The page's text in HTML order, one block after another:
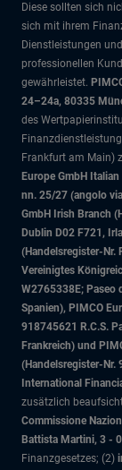
Diese sollten sich
sich mit ihrem
Dienstleistungen
professionellen
gewährleistet.
24–24a, 80335
des
Frankfurt am Main)
Europe GmbH
nn. 25/27 (angolo
GmbH Irish Branch
Dublin D02 F721,
(Handelsregister-Nr.
Vereinigtes
W2765338E; Paseo
Spanien), PIMCO
918745621 R.C.S.
Frankreich) und
(Handelsregister-Nr.
International
zusätzlich
Commissione
Battista Martini, 3 -
Finanzgesetzes; (2)